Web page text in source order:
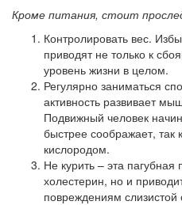
Кроме питания, стоит
Контролировать вес.
приводят не только к
уровень жизни в целом.
Регулярно заниматься
активность развивает
Подвижный человек
быстрее соображает, так
кислородом.
Не курить – эта
холестерин, но и
повреждениям слизистой